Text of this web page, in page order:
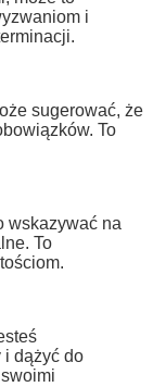
i
sugerować, że
To
wskazywać na
To
i dążyć do